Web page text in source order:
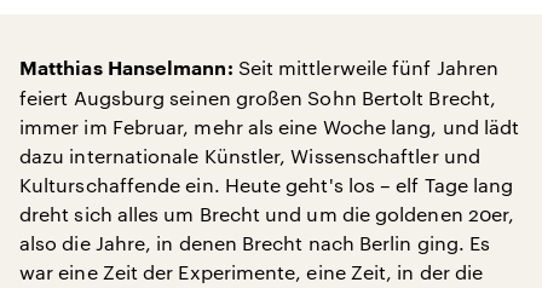
Matthias Hanselmann: Seit mittlerweile fünf Jahren
feiert Augsburg seinen großen Sohn Bertolt Brecht,
immer im Februar, mehr als eine Woche lang, und lädt
dazu internationale Künstler, Wissenschaftler und
Kulturschaffende ein. Heute geht's los – elf Tage lang
dreht sich alles um Brecht und um die goldenen 20er,
also die Jahre, in denen Brecht nach Berlin ging. Es
war eine Zeit der Experimente, eine Zeit, in der die